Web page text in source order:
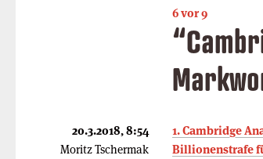
6 vor 9
1. Cambridge
Billionenstrafe
20.3.2018, 8:54
Moritz Tschermak